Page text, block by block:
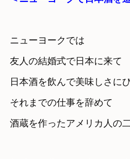
ニューヨークでは
日本酒を飲んで美味しさに
それまでの仕事を辞めて
酒蔵を作ったアメリカ人の